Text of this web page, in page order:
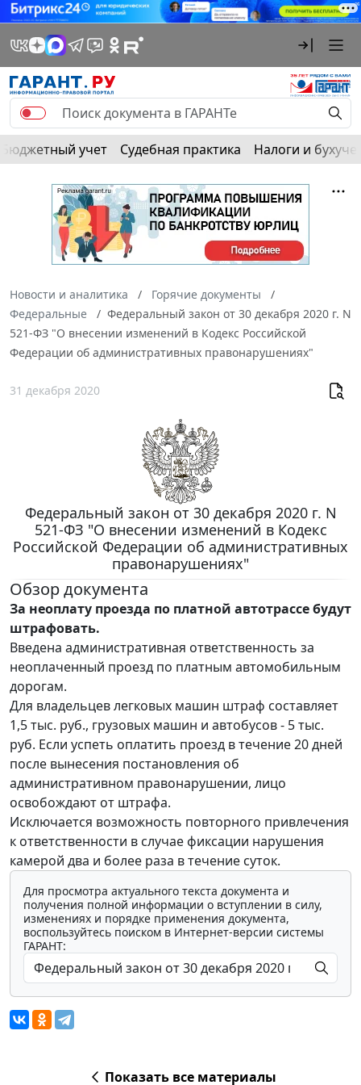
Бюджетный учет Судебная практика Налоги и
Новости и аналитика
Горячие документы
Федеральные
Федеральный закон от 30 декабря 2020 г. N
521-ФЗ "О внесении изменений в Кодекс Российской
Федерации об административных правонарушениях"
31 декабря 2020
Федеральный закон от 30 декабря 2020 г. N
521-ФЗ "О внесении изменений в Кодекс
Российской Федерации об административных
правонарушениях"
Обзор документа
За неоплату проезда по платной автотрассе будут
штрафовать.
Введена административная ответственность за
неоплаченный проезд по платным автомобильным
дорогам.
Для владельцев легковых машин штраф составляет
1,5 тыс. руб., грузовых машин и автобусов - 5 тыс.
руб. Если успеть оплатить проезд в течение 20 дней
после вынесения постановления об
административном правонарушении, лицо
освобождают от штрафа.
Исключается возможность повторного привлечения
к ответственности в случае фиксации нарушения
камерой два и более раза в течение суток.
Для просмотра актуального текста документа и
получения полной информации о вступлении в силу,
изменениях и порядке применения документа,
воспользуйтесь поиском в Интернет-версии системы
ГАРАНТ:
Показать все материалы